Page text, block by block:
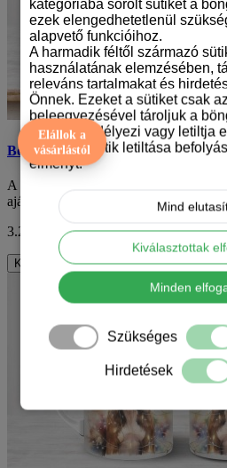
Boxer mintás karácsonyi bögre
A karácsony közeledtével sokan
ajándékokat szeretteiknek. Miért ne
3.290 Ft
ÁFA nélkül: 2.591 Ft
Kosárba
Elállok a
vásárlástól
kategóriába sorolt sütiket a
ezek elengedhetetlenül
alapvető funkcióihoz.
A harmadik féltől származó
használatának elemzésében,
releváns tartalmakat és
Önnek. Ezeket a sütiket csak
beleegyezésével tároljuk a
hogy engedélyezi vagy letiltja
bizonyos sütik letiltása
élményt.
Mind
Kiválasztottak
Minden
Szükséges
Hirdetések